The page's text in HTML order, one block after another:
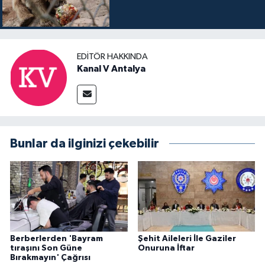
EDITÖR HAKKINDA
Kanal V Antalya
Bunlar da ilginizi çekebilir
Berberlerden 'Bayram
tıraşını Son Güne
Bırakmayın' Çağrısı
Şehit Aileleri İle Gaziler
Onuruna İftar